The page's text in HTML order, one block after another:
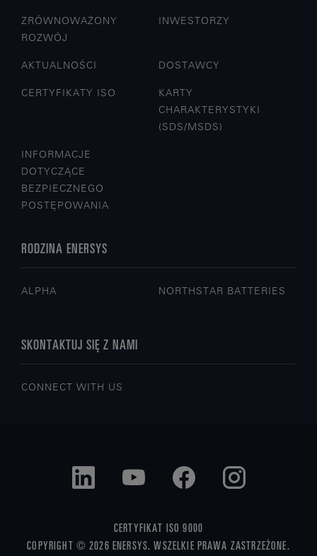
ZRÓWNOWAŻONY
ROZWÓJ
INWESTORZY
AKTUALNOŚCI DOSTAWCY
CERTYFIKATY ISO
KARTY
CHARAKTERYSTYKI
(SDS/MSDS)
INFORMACJE
DOTYCZĄCE
BEZPIECZNEGO
POSTĘPOWANIA
RODZINA ENERSYS
ALPHA NORTHSTAR BATTERIES
SKONTAKTUJ SIĘ Z NAMI
CONNECT WITH US
CERTYFIKAT ISO 9000
COPYRIGHT © 2026 ENERSYS. WSZELKIE PRAWA ZASTRZEŻONE.